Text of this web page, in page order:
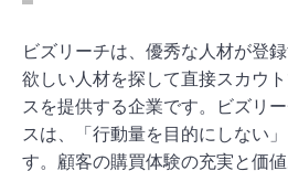
ビズリーチは、優秀な人材が登
欲しい人材を探して直接スカウ
スを提供する企業です。ビズリ
スは、「行動量を目的にしない
す。顧客の購買体験の充実と価